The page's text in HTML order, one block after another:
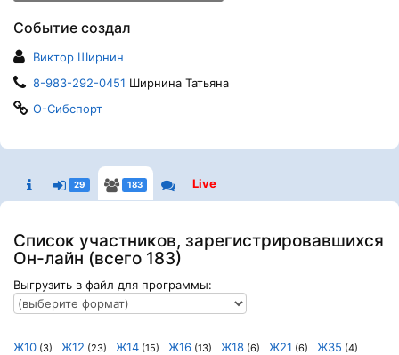
Событие создал
Виктор Ширнин
8-983-292-0451 Ширнина Татьяна
О-Сибспорт
29 183 Live
Список участников, зарегистрировавшихся
Он-лайн (всего 183)
Выгрузить в файл для программы:
Ж10 (3) Ж12 (23) Ж14 (15) Ж16 (13) Ж18 (6) Ж21 (6) Ж35 (4)